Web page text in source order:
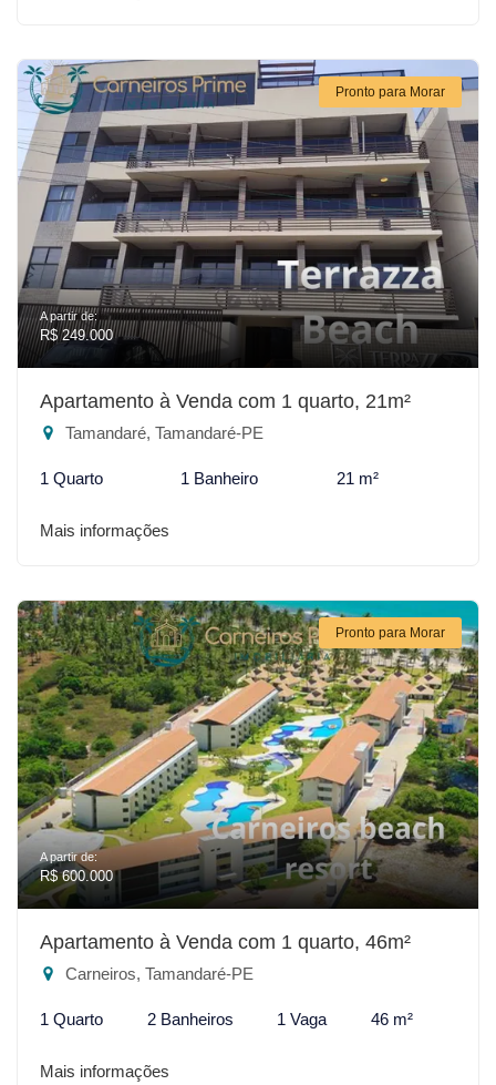
Pronto para Morar
A partir de:
R$ 249.000
Apartamento à Venda com 1 quarto, 21m²
Tamandaré, Tamandaré-PE
1 Quarto 1 Banheiro 21 m²
Mais informações
Pronto para Morar
A partir de:
R$ 600.000
Apartamento à Venda com 1 quarto, 46m²
Carneiros, Tamandaré-PE
1 Quarto 2 Banheiros 1 Vaga 46 m²
Mais informações